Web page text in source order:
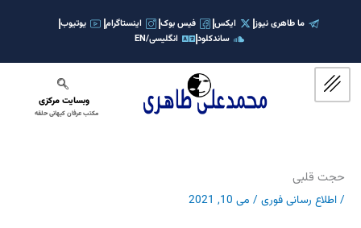
ما طاهری نیوز ایکس فیس بوک اینستاگرام
یوتیوب
ساندکلود
انگلیسی/EN
وبسایت مرکزی
مکتب عرفان کیهانی حلقه
حجت قلبی
/اطلاع رسانی فوری / می 10, 2021